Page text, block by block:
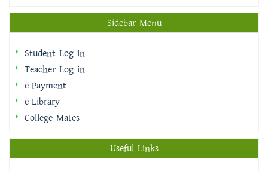
Sidebar Menu
Student Log in
Teacher Log in
e-Payment
e-Library
College Mates
Useful Links